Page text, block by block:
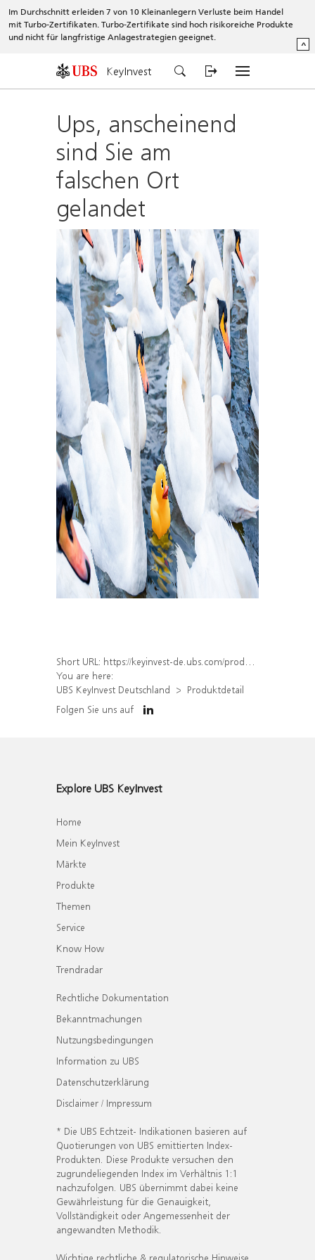
Im Durchschnitt erleiden 7 von 10 Kleinanlegern Verluste beim Handel
mit Turbo-Zertifikaten. Turbo-Zertifikate sind hoch risikoreiche Produkte
und nicht für langfristige Anlagestrategien geeignet.
^
KeyInvest
Ups, anscheinend
sind Sie am
falschen Ort
gelandet
Short URL: https://keyinvest-de.ubs.com/produkt/detail/index/isin/DE000WA6AAV4
You are here:
UBS KeyInvest Deutschland
Produktdetail
Folgen Sie uns auf
Explore UBS KeyInvest
Home
Mein KeyInvest
Märkte
Produkte
Themen
Service
Know How
Trendradar
Rechtliche Dokumentation
Bekanntmachungen
Nutzungsbedingungen
Information zu UBS
Datenschutzerklärung
Disclaimer / Impressum
* Die UBS Echtzeit- Indikationen basieren auf
Quotierungen von UBS emittierten Index-
Produkten. Diese Produkte versuchen den
zugrundeliegenden Index im Verhältnis 1:1
nachzufolgen. UBS übernimmt dabei keine
Gewährleistung für die Genauigkeit,
Vollständigkeit oder Angemessenheit der
angewandten Methodik.